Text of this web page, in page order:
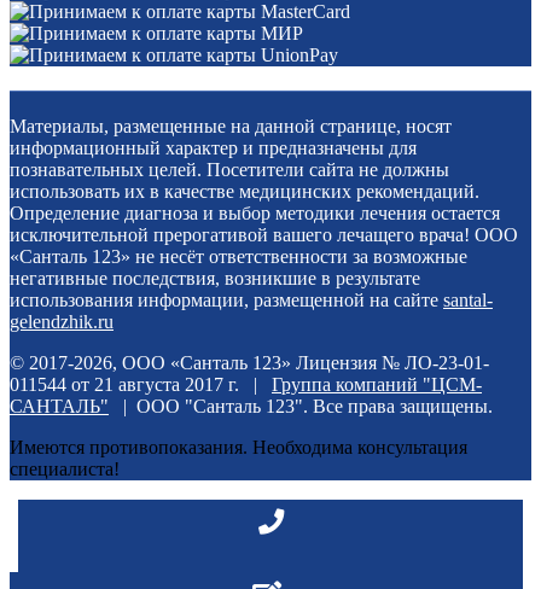
Материалы, размещенные на данной странице, носят
информационный характер и предназначены для
познавательных целей. Посетители сайта не должны
использовать их в качестве медицинских рекомендаций.
Определение диагноза и выбор методики лечения остается
исключительной прерогативой вашего лечащего врача! ООО
«Санталь 123» не несёт ответственности за возможные
негативные последствия, возникшие в результате
использования информации, размещенной на сайте santal-
gelendzhik.ru
© 2017-2026, ООО «Санталь 123» Лицензия № ЛО-23-01-
011544 от 21 августа 2017 г. | Группа компаний "ЦСМ-
САНТАЛЬ" | ООО "Санталь 123". Все права защищены.
Имеются противопоказания. Необходима консультация
специалиста!